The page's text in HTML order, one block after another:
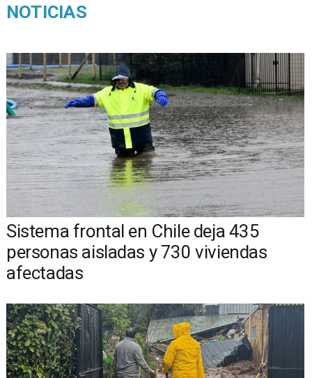
NOTICIAS
Sistema frontal en Chile deja 435
personas aisladas y 730 viviendas
afectadas